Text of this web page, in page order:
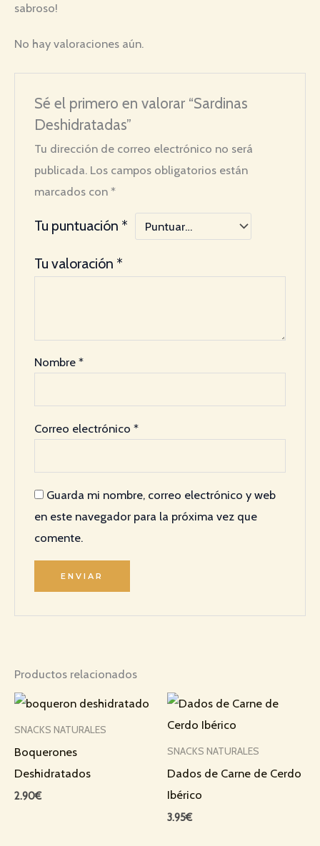
sabroso!
No hay valoraciones aún.
Sé el primero en valorar “Sardinas
Deshidratadas”
Tu dirección de correo electrónico no será
publicada. Los campos obligatorios están
marcados con*
Tu puntuación *
Tu valoración *
Nombre*
Correo electrónico*
Guarda mi nombre, correo electrónico y web
en este navegador para la próxima vez que
comente.
Productos relacionados
SNACKS NATURALES
Boquerones
Deshidratados
2.90€
SNACKS NATURALES
Dados de Carne de Cerdo
Ibérico
3.95€